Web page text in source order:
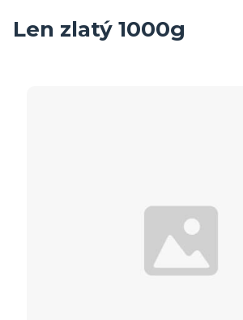
Len zlatý 1000g